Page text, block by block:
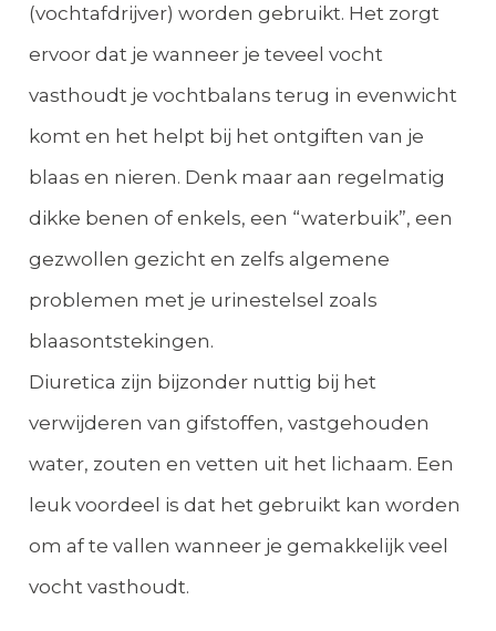
(vochtafdrijver) worden gebruikt. Het zorgt
ervoor dat je wanneer je teveel vocht
vasthoudt je vochtbalans terug in evenwicht
komt en het helpt bij het ontgiften van je
blaas en nieren. Denk maar aan regelmatig
dikke benen of enkels, een “waterbuik”, een
gezwollen gezicht en zelfs algemene
problemen met je urinestelsel zoals
blaasontstekingen.
Diuretica zijn bijzonder nuttig bij het
verwijderen van gifstoffen, vastgehouden
water, zouten en vetten uit het lichaam. Een
leuk voordeel is dat het gebruikt kan worden
om af te vallen wanneer je gemakkelijk veel
vocht vasthoudt.